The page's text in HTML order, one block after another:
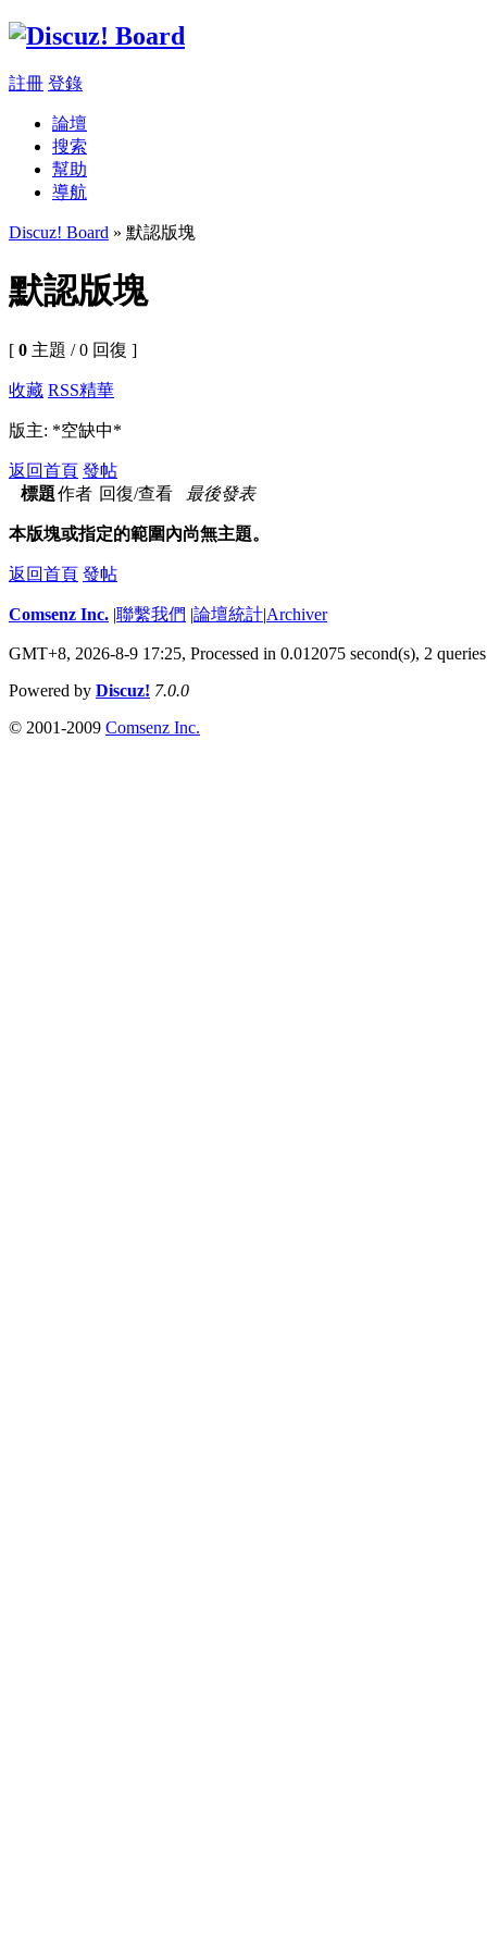
註冊 登錄
論壇
搜索
幫助
導航
Discuz! Board » 默認版塊
默認版塊
[ 0 主題 / 0 回復 ]
收藏 RSS精華
版主: *空缺中*
返回首頁 發帖
標題作者 回復/查看 最後發表
本版塊或指定的範圍內尚無主題。
返回首頁 發帖
Comsenz Inc. |聯繫我們 |論壇統計|Archiver
GMT+8, 2026-8-9 17:25, Processed in 0.012075 second(s), 2 queries
Powered by Discuz! 7.0.0
© 2001-2009 Comsenz Inc.